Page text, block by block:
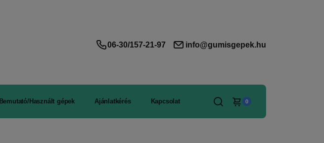
06-30/157-21-97 info@gumisgepek.hu
Bemutató/Használt gépek Ajánlatkérés Kapcsolat 0